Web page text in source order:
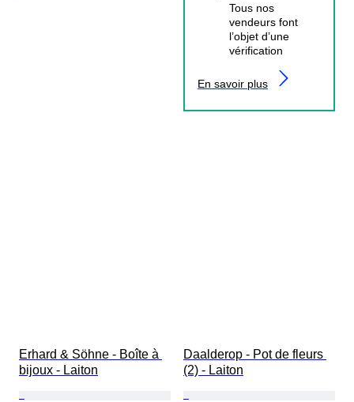
Tous nos
vendeurs font
l’objet d’une
vérification
En savoir plus
Erhard & Söhne - Boîte à
bijoux - Laiton
Daalderop - Pot de fleurs
(2) - Laiton